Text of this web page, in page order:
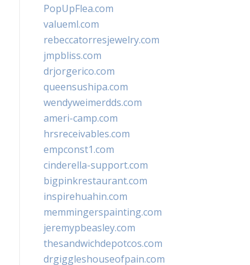
PopUpFlea.com
valueml.com
rebeccatorresjewelry.com
jmpbliss.com
drjorgerico.com
queensushipa.com
wendyweimerdds.com
ameri-camp.com
hrsreceivables.com
empconst1.com
cinderella-support.com
bigpinkrestaurant.com
inspirehuahin.com
memmingerspainting.com
jeremypbeasley.com
thesandwichdepotcos.com
drgiggleshouseofpain.com